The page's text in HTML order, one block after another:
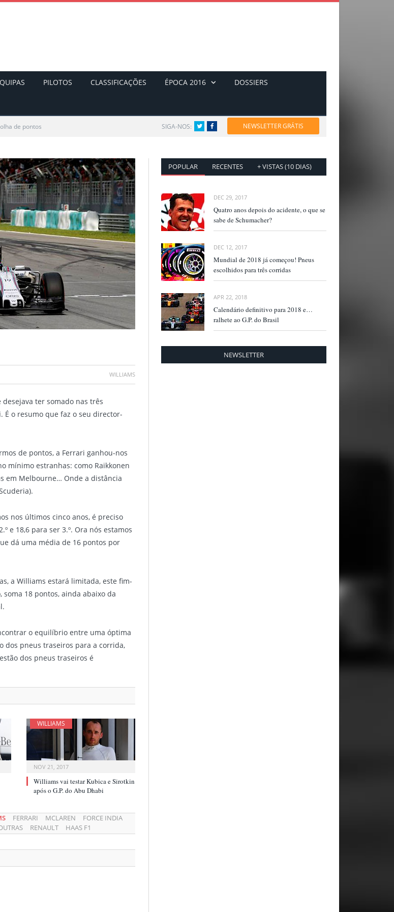
PILOTOS CLASSIFICAÇÕES ÉPOCA 2016 DOSSIERS
de pontos SIGA-NOS: TwitterFacebook NEWSLETTER GRÁTIS
WILLIAMS
ter somado nas três
o resumo que faz o seu director-
de pontos, a Ferrari ganhou-nos
mínimo estranhas: como Raikkonen
em Melbourne… Onde a distância
nos últimos cinco anos, é preciso
e 18,6 para ser 3.º. Ora nós estamos
dá uma média de 16 pontos por
a Williams estará limitada, este fim-
soma 18 pontos, ainda abaixo da
o equilíbrio entre uma óptima
dos pneus traseiros para a corrida,
dos pneus traseiros é
WILLIAMS
NOV 21, 2017
Williams vai testar Kubica e Sirotkin
após o G.P. do Abu Dhabi
FERRARI MCLAREN
FORCE INDIA
RENAULT HAAS F1
POPULAR RECENTES + VISTAS (10 DIAS)
DEC 29, 2017
Quatro anos depois do acidente, o que se
sabe de Schumacher?
DEC 12, 2017
Mundial de 2018 já começou! Pneus
escolhidos para três corridas
APR 22, 2018
Calendário definitivo para 2018 e…
ralhete ao G.P. do Brasil
NEWSLETTER